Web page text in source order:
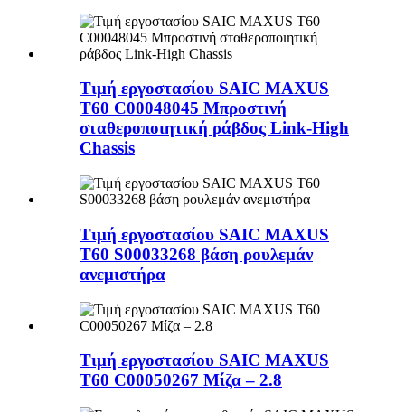
Τιμή εργοστασίου SAIC MAXUS
T60 C00048045 Μπροστινή
σταθεροποιητική ράβδος Link-High
Chassis
Τιμή εργοστασίου SAIC MAXUS
T60 S00033268 βάση ρουλεμάν
ανεμιστήρα
Τιμή εργοστασίου SAIC MAXUS
T60 C00050267 Μίζα – 2.8